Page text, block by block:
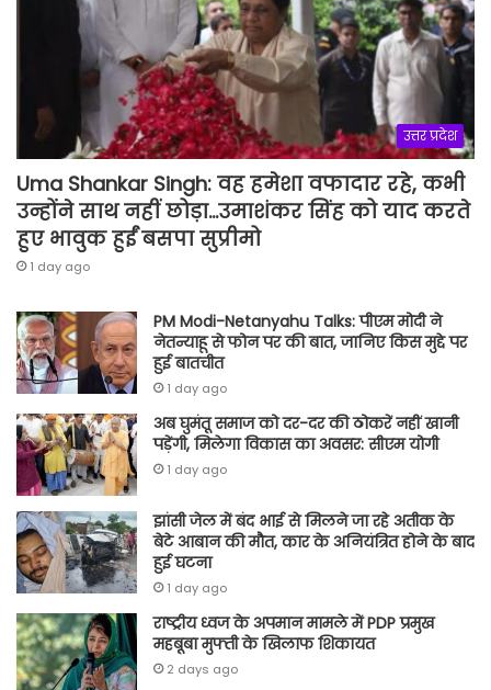
उत्तर प्रदेश
Uma Shankar Singh: वह हमेशा वफादार रहे, कभी
उन्होंने साथ नहीं छोड़ा…उमाशंकर सिंह को याद करते
हुए भावुक हुईं बसपा सुप्रीमो
1 day ago
PM Modi-Netanyahu Talks: पीएम मोदी ने
नेतन्याहू से फोन पर की बात, जानिए किस मुद्दे पर
हुई बातचीत
1 day ago
अब घुमंतू समाज को दर-दर की ठोकरें नहीं खानी
पड़ेंगी, मिलेगा विकास का अवसर: सीएम योगी
1 day ago
झांसी जेल में बंद भाई से मिलने जा रहे अतीक के
बेटे आबान की मौत, कार के अनियंत्रित होने के बाद
हुई घटना
1 day ago
राष्ट्रीय ध्वज के अपमान मामले में PDP प्रमुख
महबूबा मुफ्ती के खिलाफ शिकायत
2 days ago